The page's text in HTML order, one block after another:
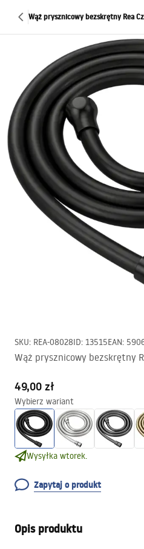
Wąż prysznicowy bezskrętny Rea
SKU: REA-08028ID: 13515EAN:
Wąż prysznicowy bezskrętny
49,00 zł
Wybierz wariant
Wysyłka wtorek.
Zapytaj o produkt
Opis produktu